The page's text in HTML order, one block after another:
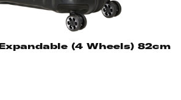
(4 Wheels) 82cm